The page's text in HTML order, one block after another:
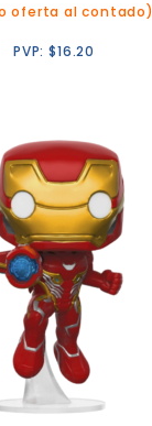
oferta al contado)
PVP:$16.20